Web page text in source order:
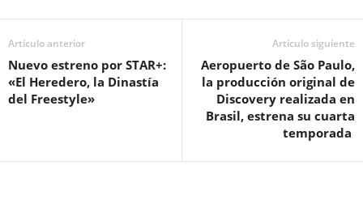
Artículo anterior
Nuevo estreno por STAR+:
«El Heredero, la Dinastía
del Freestyle»
Artículo siguiente
Aeropuerto de São Paulo,
la producción original de
Discovery realizada en
Brasil, estrena su cuarta
temporada